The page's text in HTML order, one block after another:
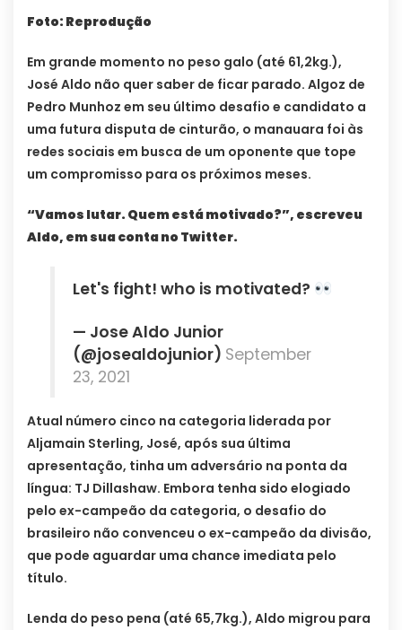
Foto: Reprodução
Em grande momento no peso galo (até 61,2kg.),
José Aldo não quer saber de ficar parado. Algoz de
Pedro Munhoz em seu último desafio e candidato a
uma futura disputa de cinturão, o manauara foi às
redes sociais em busca de um oponente que tope
um compromisso para os próximos meses.
“Vamos lutar. Quem está motivado?”, escreveu
Aldo, em sua conta no Twitter.
Let's fight! who is motivated?
— Jose Aldo Junior
(@josealdojunior) September
23, 2021
Atual número cinco na categoria liderada por
Aljamain Sterling, José, após sua última
apresentação, tinha um adversário na ponta da
língua: TJ Dillashaw. Embora tenha sido elogiado
pelo ex-campeão da categoria, o desafio do
brasileiro não convenceu o ex-campeão da divisão,
que pode aguardar uma chance imediata pelo
título.
Lenda do peso pena (até 65,7kg.), Aldo migrou para